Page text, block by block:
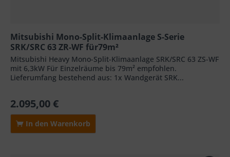
Mitsubishi Mono-Split-Klimaanlage S-Serie
SRK/SRC 63 ZR-WF für79m²
Mitsubishi Heavy Mono-Split-Klimaanlage SRK/SRC 63 ZS-WF
mit 6,3kW Für Einzelräume bis 79m² empfohlen.
Lieferumfang bestehend aus: 1x Wandgerät SRK...
2.095,00 €
In den Warenkorb